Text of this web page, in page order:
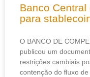
Banco
para
O BANCO DE
publicou um
restrições cambiais
contenção do fluxo